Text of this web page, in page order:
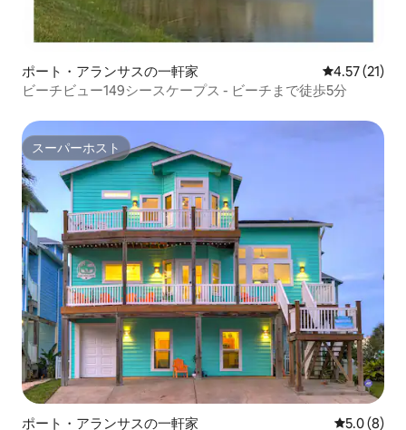
ポート・アランサスの一軒家 レビュー21
4.57 (21)
ビーチビュー149シースケープス - ビーチまで徒歩5分
スーパーホスト
スーパーホスト
ポート・アランサスの一軒家 レビュー8
5.0 (8)